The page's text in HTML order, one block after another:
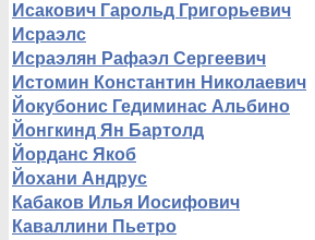
Исакович Гарольд Григорьевич
Исраэлс
Исраэлян Рафаэл Сергеевич
Истомин Константин Николаевич
Йокубонис Гедиминас Альбино
Йонгкинд Ян Бартолд
Йорданс Якоб
Йохани Андрус
Кабаков Илья Иосифович
Каваллини Пьетро